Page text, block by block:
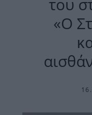
του
«Ο